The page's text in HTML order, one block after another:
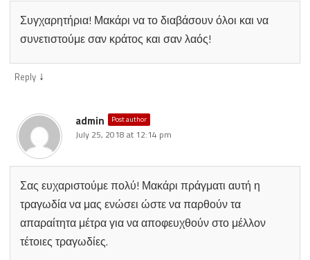
Συγχαρητήρια! Μακάρι να το διαβάσουν όλοι και να
συνετιστούμε σαν κράτος και σαν λαός!
Reply ↓
admin Post author
July 25, 2018 at 12:14 pm
Σας ευχαριστούμε πολύ! Μακάρι πράγματι αυτή η
τραγωδία να μας ενώσει ώστε να παρθούν τα
απαραίτητα μέτρα για να αποφευχθούν στο μέλλον
τέτοιες τραγωδίες.